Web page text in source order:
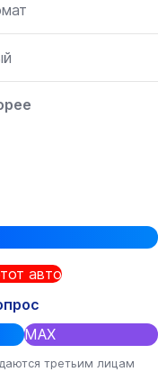
авто
MAX
третьим лицам